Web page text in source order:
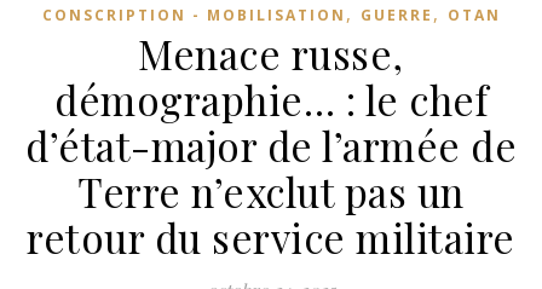
CONSCRIPTION - MOBILISATION , GUERRE , OTAN
Menace russe,
démographie… : le chef
d’état-major de l’armée de
Terre n’exclut pas un
retour du service militaire